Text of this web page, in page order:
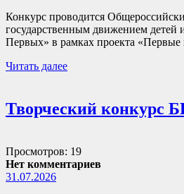
Конкурс проводится
государственным движением
Первых» в рамках проекта «Первые
Читать далее
Творческий конкурс
Просмотров: 19
Нет комментариев
31.07.2026